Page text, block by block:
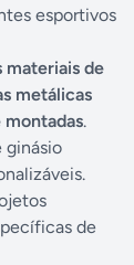
esportivos
materiais de
metálicas
.
ginásio
de